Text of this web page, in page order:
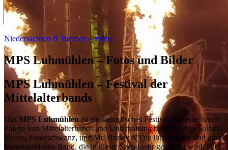
Niedersachsen & Bremen – Fotos
MPS Luhmühlen – Fotos und Bilder
MPS Luhmühlen – Festival der
Mittelalterbands
Das MPS Luhmühlenist ein fantastisches Festival, das eine breite
Palette von Mittelalterbands und Unterhaltung bietet. Neben Saltatio
Mortis, Feuerschwanz, und Mr. Hurley & Die Pulveraffen sind auch
Versengold eine Band, die in dieser Szene sehr geschätzt wird. Hier